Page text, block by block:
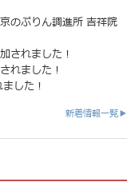
のぷりん調進所 吉祥院
されました！
れました！
した！
新着情報一覧▶